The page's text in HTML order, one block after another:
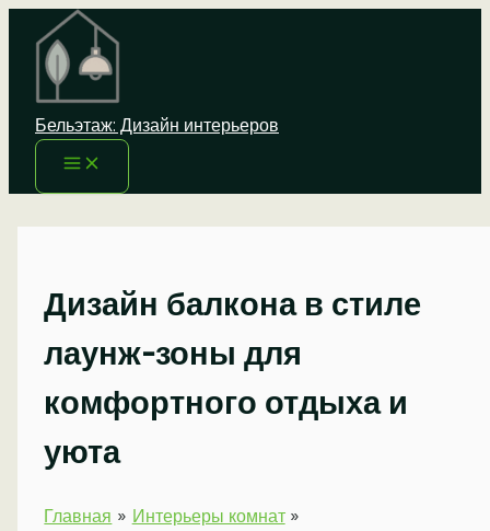
Перейти
содержимому
Бельэтаж: Дизайн интерьеров
Дизайн балкона в стиле
лаунж-зоны для
комфортного отдыха и
уюта
Главная
Интерьеры комнат